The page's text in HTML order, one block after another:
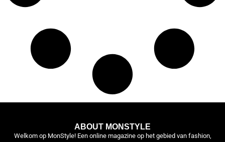
ABOUT MONSTYLE
Welkom op MonStyle! Een online magazine op het gebied van fashion,